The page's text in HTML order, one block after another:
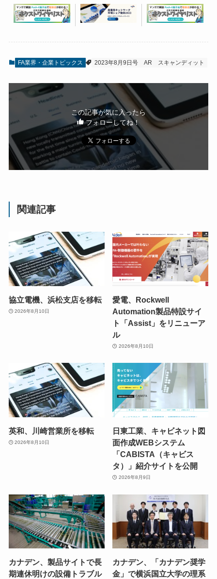
FA業界・企業トピックス 2023年8月9日号 AR スキャンディット
この記事が気に入ったら
フォローしてね！
関連記事
協立電機、浜松支店を移転
2026年8月10日
愛電、Rockwell
Automation製品特設サイ
ト「Assist」をリニューア
ル
2026年8月10日
英和、川崎営業所を移転
2026年8月10日
日東工業、キャビネット図
面作成WEBシステム
「CABISTA（キャビス
タ）」紹介サイトを公開
2026年8月9日
カナデン、製品サイトで長
期連休明けの設備トラブル
カナデン、「カナデン奨学
金」で横浜国立大学の理系